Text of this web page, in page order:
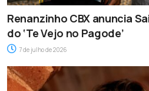
Renanzinho CBX anuncia
do ‘Te Vejo no Pagode’
7 de julho de 2026